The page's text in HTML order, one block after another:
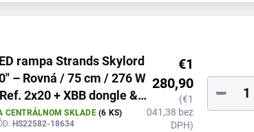
rampa Strands Skylord
– Rovná / 75 cm / 276 W
2x20 + XBB dongle &
CENTRÁLNOM SKLADE(6 KS)
HS22582-18634
€1
280,90
(€1
041,38 bez
DPH)
−